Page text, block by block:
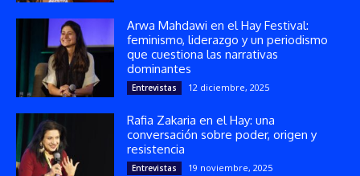
Arwa Mahdawi en el Hay Festival:
feminismo, liderazgo y un periodismo
que cuestiona las narrativas
dominantes
Entrevistas 12 diciembre, 2025
Rafia Zakaria en el Hay: una
conversación sobre poder, origen y
resistencia
Entrevistas 19 noviembre, 2025